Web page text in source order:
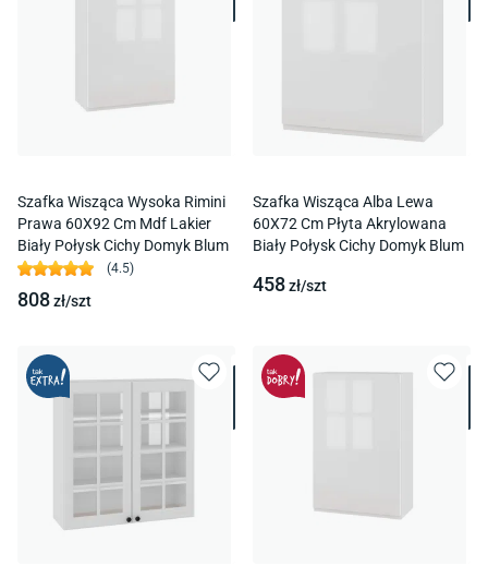
Szafka Wisząca Wysoka Rimini
Prawa 60X92 Cm Mdf Lakier
Biały Połysk Cichy Domyk Blum
(4.5)
808zł/szt
Szafka Wisząca Alba Lewa
60X72 Cm Płyta Akrylowana
Biały Połysk Cichy Domyk Blum
458zł/szt